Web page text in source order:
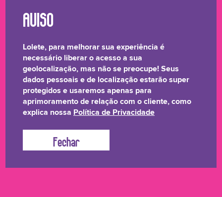
Xapadinha
☆☆☆☆☆
Textura super cremosa e com efeito IMEDIATO para
cabelos mais alinhados em até 55% e redução de frizz
em até 40%, mesmo em condições de alta umidade!
Lolete, para melhorar sua experiência é
necessário liberar o acesso a sua
geolocalização, mas não se preocupe! Seus
dados pessoais e de localização estarão super
protegidos e usaremos apenas para
aprimoramento de relação com o cliente, como
explica nossa Política de Privacidade